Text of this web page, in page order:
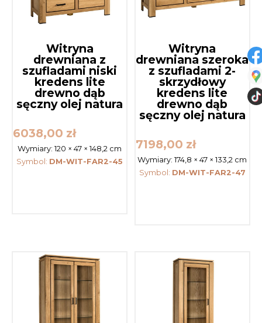
Witryna
drewniana z
szufladami niski
kredens lite
drewno dąb
sęczny olej natura
6038,00 zł
Wymiary:120 × 47 × 148,2 cm
Symbol: DM-WIT-FAR2-45
Witryna
drewniana szeroka
z szufladami 2-
skrzydłowy
kredens lite
drewno dąb
sęczny olej natura
7198,00 zł
Wymiary:174,8 × 47 × 133,2 cm
Symbol: DM-WIT-FAR2-47